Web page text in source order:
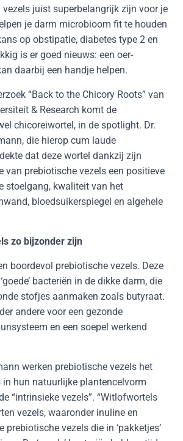
vezels juist superbelangrijk zijn voor je
je darm microbioom fit te houden
op obstipatie, diabetes type 2 en
is er goed nieuws: een oer-
daarbij een handje helpen.
“Back to the Chicory Roots” van
& Research komt de
chicoreiwortel, in de spotlight. Dr.
die hierop cum laude
dat deze wortel dankzij zijn
van prebiotische vezels een positieve
stoelgang, kwaliteit van het
bloedsuikerspiegel en algehele
zo bijzonder zijn
boordevol prebiotische vezels. Deze
bacteriën in de dikke darm, die
stofjes aanmaken zoals butyraat.
andere voor een gezonde
en een soepel werkend
werken prebiotische vezels het
in hun natuurlijke plantencelvorm
“intrinsieke vezels”. “Witlofwortels
vezels, waaronder inuline en
prebiotische vezels die in ‘pakketjes’